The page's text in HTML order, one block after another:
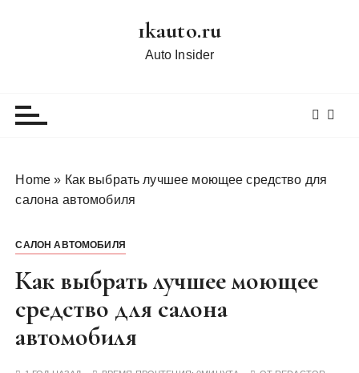
1kauto.ru
Auto Insider
Home » Как выбрать лучшее моющее средство для
салона автомобиля
САЛОН АВТОМОБИЛЯ
Как выбрать лучшее моющее
средство для салона
автомобиля